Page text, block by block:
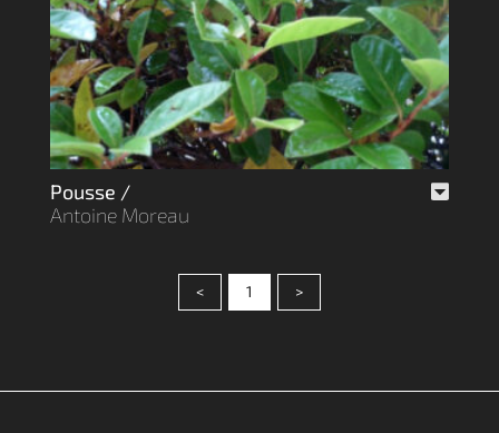
Pousse /
Antoine Moreau
< 1 >